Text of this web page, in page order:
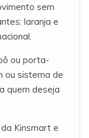
sem
laranja e
ou porta-
ou sistema de
quem deseja
Kinsmart e